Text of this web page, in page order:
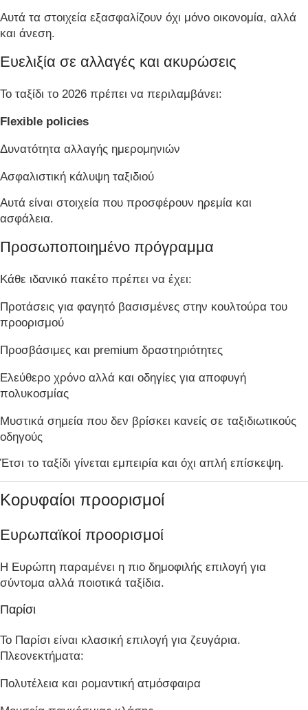
Αυτά τα στοιχεία εξασφαλίζουν όχι μόνο οικονομία, αλλά
και άνεση.
Ευελιξία σε αλλαγές και ακυρώσεις
Το ταξίδι το 2026 πρέπει να περιλαμβάνει:
Flexible policies
Δυνατότητα αλλαγής ημερομηνιών
Ασφαλιστική κάλυψη ταξιδιού
Αυτά είναι στοιχεία που προσφέρουν ηρεμία και
ασφάλεια.
Προσωποποιημένο πρόγραμμα
Κάθε ιδανικό πακέτο πρέπει να έχει:
Προτάσεις για φαγητό βασισμένες στην κουλτούρα του
προορισμού
Προσβάσιμες και premium δραστηριότητες
Ελεύθερο χρόνο αλλά και οδηγίες για αποφυγή
πολυκοσμίας
Μυστικά σημεία που δεν βρίσκει κανείς σε ταξιδιωτικούς
οδηγούς
Έτσι το ταξίδι γίνεται εμπειρία και όχι απλή επίσκεψη.
Κορυφαίοι προορισμοί
Ευρωπαϊκοί προορισμοί
Η Ευρώπη παραμένει η πιο δημοφιλής επιλογή για
σύντομα αλλά ποιοτικά ταξίδια.
Παρίσι
Το Παρίσι είναι κλασική επιλογή για ζευγάρια.
Πλεονεκτήματα:
Πολυτέλεια και ρομαντική ατμόσφαιρα